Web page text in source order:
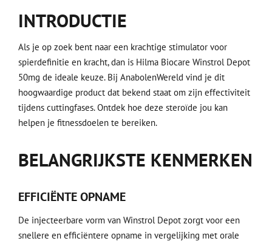
INTRODUCTIE
Als je op zoek bent naar een krachtige stimulator voor
spierdefinitie en kracht, dan is Hilma Biocare Winstrol Depot
50mg de ideale keuze. Bij AnabolenWereld vind je dit
hoogwaardige product dat bekend staat om zijn effectiviteit
tijdens cuttingfases. Ontdek hoe deze steroïde jou kan
helpen je fitnessdoelen te bereiken.
BELANGRIJKSTE KENMERKEN
EFFICIËNTE OPNAME
De injecteerbare vorm van Winstrol Depot zorgt voor een
snellere en efficiëntere opname in vergelijking met orale